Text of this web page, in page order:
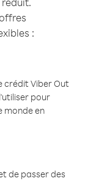
:
crédit Viber Out
pour
monde en
de passer des